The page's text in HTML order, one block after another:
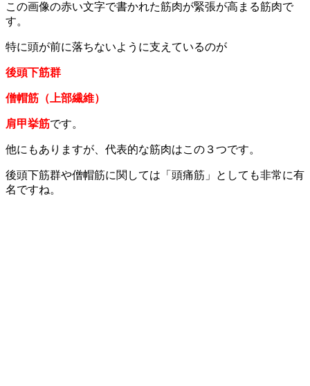
この画像の赤い文字で書かれた筋肉が緊張が高まる筋肉で
す。
特に頭が前に落ちないように支えているのが
後頭下筋群
僧帽筋（上部繊維）
肩甲挙筋です。
他にもありますが、代表的な筋肉はこの３つです。
後頭下筋群や僧帽筋に関しては「頭痛筋」としても非常に有
名ですね。